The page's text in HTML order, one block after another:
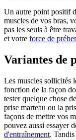
Un autre point positif
muscles de vos bras,
pas les seuls à être
et votre force de
Variantes de
Les muscles sollicités
fonction de la façon
tester quelque chose
prise marteau ou la
façons de mettre vos
pouvez aussi essayer
d'entraînement.